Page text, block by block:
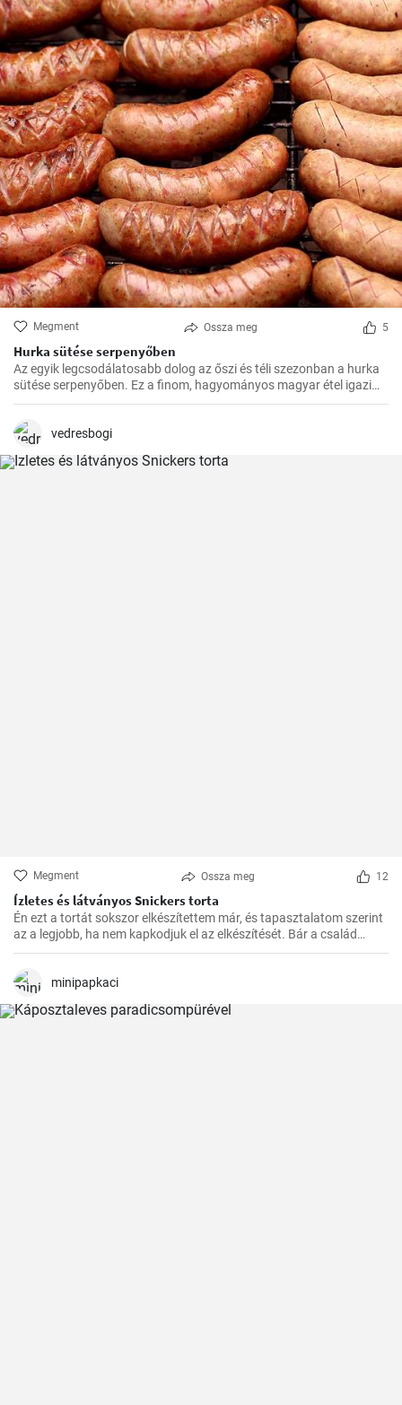
Megment Ossza meg 5
Hurka sütése serpenyőben
Az egyik legcsodálatosabb dolog az őszi és téli szezonban a hurka
sütése serpenyőben. Ez a finom, hagyományos magyar étel igazi
felmelegedést nyújt a hűvösebb hónapokban és nagyszerű
alkalmából.vedresbogi
Megment Ossza meg 12
Ízletes és látványos Snickers torta
Én ezt a tortát sokszor elkészítettem már, és tapasztalatom szerint
az a legjobb, ha nem kapkodjuk el az elkészítését. Bár a család
mindig türelmetlenül várja, de megéri kivárni, hogy minden réteg
végeredmény!
minipapkaci